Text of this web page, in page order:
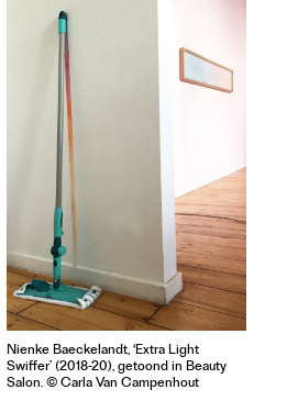
Alle nummers
Aanmelden
Abonneren
Adverteren
Nieuwsbrief
Over GLEAN
Contact
Waar is GLEAN te koop
Privacy
Instagram
Facebook
Nienke Baeckelandt, ‘Extra Light
Swiffer’ (2018-20), getoond in Beauty
Salon. © Carla Van Campenhout